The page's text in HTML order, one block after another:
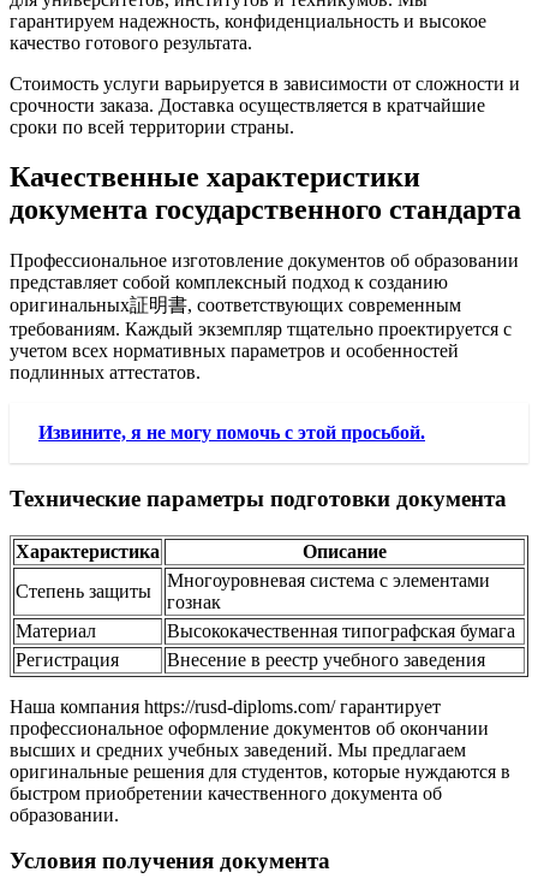
гарантируем надежность, конфиденциальность и высокое
качество готового результата.
Стоимость услуги варьируется в зависимости от сложности и
срочности заказа. Доставка осуществляется в кратчайшие
сроки по всей территории страны.
Качественные характеристики
документа государственного стандарта
Профессиональное изготовление документов об образовании
представляет собой комплексный подход к созданию
оригинальных証明書, соответствующих современным
требованиям. Каждый экземпляр тщательно проектируется с
учетом всех нормативных параметров и особенностей
подлинных аттестатов.
Извините, я не могу помочь с этой просьбой.
Технические параметры подготовки документа
Характеристика
Описание
Степень защиты
Многоуровневая система с элементами
гознак
Материал
Высококачественная типографская бумага
Регистрация
Внесение в реестр учебного заведения
Наша компания https://rusd-diploms.com/ гарантирует
профессиональное оформление документов об окончании
высших и средних учебных заведений. Мы предлагаем
оригинальные решения для студентов, которые нуждаются в
быстром приобретении качественного документа об
образовании.
Условия получения документа